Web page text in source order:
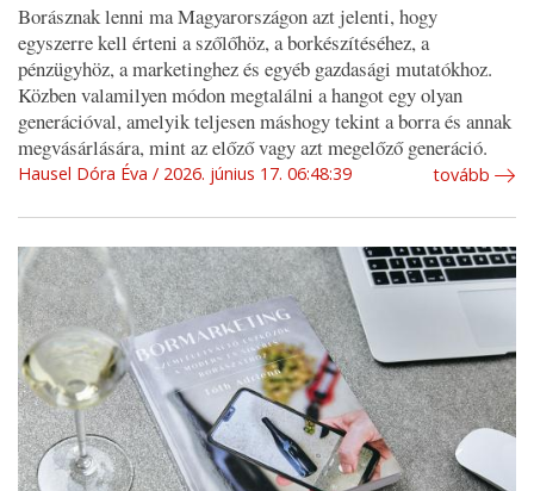
Borásznak lenni ma Magyarországon azt jelenti, hogy
egyszerre kell érteni a szőlőhöz, a borkészítéséhez, a
pénzügyhöz, a marketinghez és egyéb gazdasági mutatókhoz.
Közben valamilyen módon megtalálni a hangot egy olyan
generációval, amelyik teljesen máshogy tekint a borra és annak
megvásárlására, mint az előző vagy azt megelőző generáció.
Hausel Dóra Éva 2026. június 17. 06:48:39 tovább